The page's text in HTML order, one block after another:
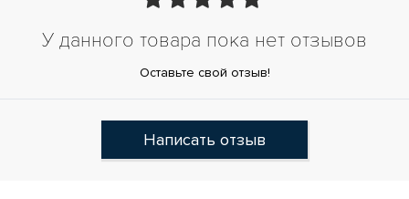
У данного товара пока нет отзывов
Оставьте свой отзыв!
Написать отзыв